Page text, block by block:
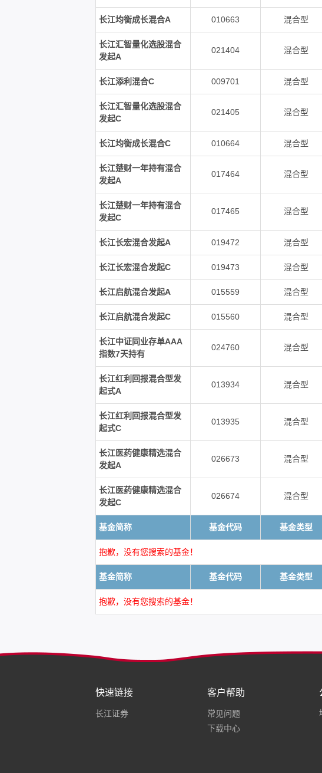
长江均衡成长混合A 010663 混合型
长江汇智量化选股混合
发起A
021404 混合型
长江添利混合C 009701 混合型
长江汇智量化选股混合
发起C
021405 混合型
长江均衡成长混合C 010664 混合型
长江楚财一年持有混合
发起A
017464 混合型
长江楚财一年持有混合
发起C
017465 混合型
长江长宏混合发起A 019472 混合型
长江长宏混合发起C 019473 混合型
长江启航混合发起A 015559 混合型
长江启航混合发起C 015560 混合型
长江中证同业存单AAA
指数7天持有
024760 混合型
长江红利回报混合型发
起式A
013934 混合型
长江红利回报混合型发
起式C
013935 混合型
长江医药健康精选混合
发起A
026673 混合型
长江医药健康精选混合
发起C
026674 混合型
基金简称 基金代码 基金类型
抱歉，没有您搜索的基金！
基金简称 基金代码 基金类型
抱歉，没有您搜索的基金！
快速链接
长江证券
客户帮助
常见问题
下载中心